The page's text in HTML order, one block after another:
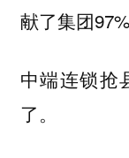
献了集团
中端连锁抢
了。